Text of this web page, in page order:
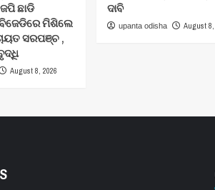
ଛାଡି
ମିଶିଲେ
ସରପଞ୍ଚ ,
August 8, 2026
ଦାବି
upanta odisha August 8,